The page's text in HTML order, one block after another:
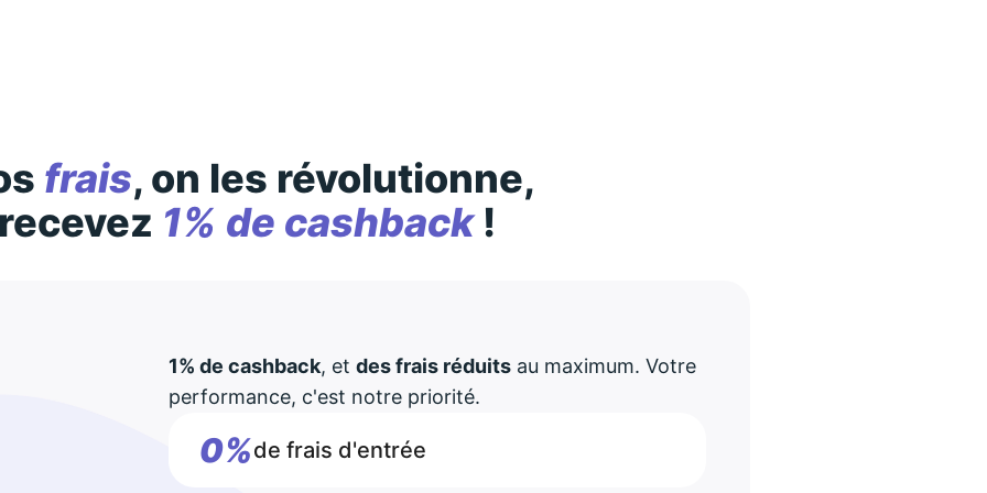
frais, on les révolutionne,
1% de cashback!
1% de cashback, et des frais réduitsau maximum. Votre
performance, c'est notre priorité.
0%de frais d'entrée